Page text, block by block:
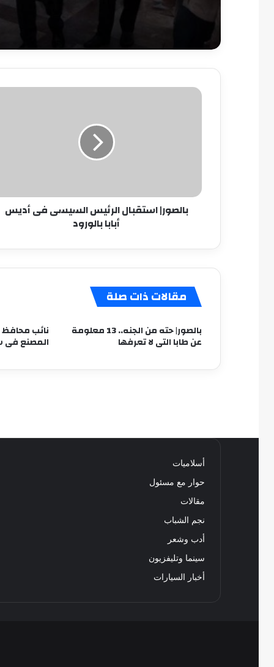
بالصور|
بالصور| استقبال الرئيس السيسى فى أديس
أبابا بالورود
مقالات ذات صلة
بالصور| حته من الجنه.. 13 معلومة
عن طابا التى لا تعرفها
نائب محافظ
المصنع فى
أسلاميات
حوار مع مسئول
مقالات
نجم الشباب
أدب وشعر
سينما وتليفزيون
أخبار السيارات